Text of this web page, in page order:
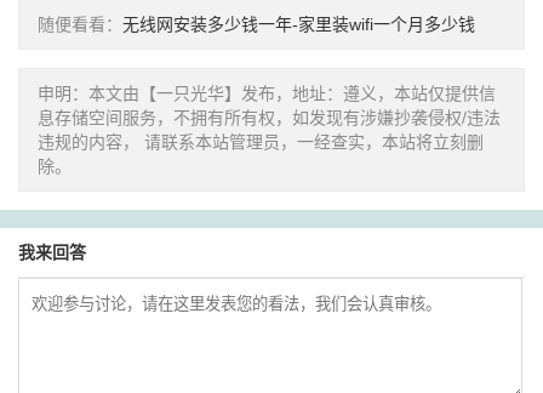
随便看看： 无线网安装多少钱一年-家里装wifi一个月多少钱
申明：本文由【一只光华】发布，地址：遵义，本站仅提供信
息存储空间服务，不拥有所有权，如发现有涉嫌抄袭侵权/违法
违规的内容， 请联系本站管理员，一经查实，本站将立刻删
除。
我来回答